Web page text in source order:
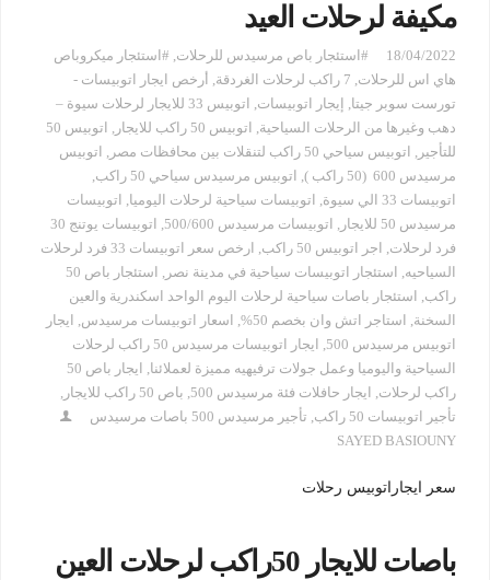
مكيفة لرحلات العيد
18/04/2022 #استئجار باص مرسيدس للرحلات, #استئجار ميكروباص
هاي اس للرحلات, 7 راكب لرحلات الغردقة , أرخص ايجار اتوبيسات -
تورست سوبر جيتا, إيجار اتوبيسات,
اتوبيس 33 للايجار لرحلات سيوة –
دهب وغيرها من الرحلات السياحية, اتوبيس 50 راكب للايجار ,
اتوبيس 50
للتأجير , اتوبيس سياحي 50 راكب لتنقلات بين محافظات مصر , اتوبيس
مرسيدس 600 (50 راكب )
, اتوبيس مرسيدس سياحي 50 راكب
,
اتوبيسات 33 الي سيوة
, اتوبيسات سياحية لرحلات اليوميا, اتوبيسات
مرسيدس 50 للايجار
, اتوبيسات مرسيدس 500/600 ,
اتوبيسات يوتنج 30
فرد لرحلات, اجر اتوبيس 50 راكب ,
ارخص سعر اتوبيسات 33 فرد لرحلات
السياحيه, استئجار اتوبيسات سياحية في مدينة نصر ,
استئجار باص 50
راكب, استئجار باصات سياحية لرحلات اليوم الواحد اسكندرية والعين
السخنة, استاجر اتش وان بخصم 50% , اسعار اتوبيسات مرسيدس, ايجار
اتوبيس مرسيدس 500
,
ايجار اتوبيسات مرسيدس 50 راكب لرحلات
السياحية واليوميا وعمل جولات ترفيهيه مميزة لعملائنا,
ايجار باص 50
راكب لرحلات, ايجار حافلات فئة مرسيدس 500 , باص 50 راكب للايجار
,
تأجير اتوبيسات 50 راكب
, تأجير مرسيدس 500 باصات مرسيدس
SAYED BASIOUNY
سعر ايجاراتوبيس رحلات
باصات للايجار 50راكب لرحلات العين